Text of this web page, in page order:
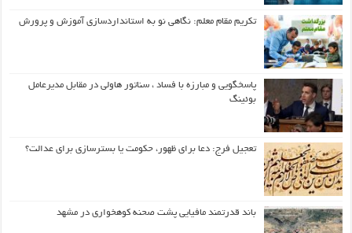
تکریم مقام معلم: نگاهی نو به استانداردسازی آموزش و پرورش
پاسخگویی و مبارزه با فساد ، سناتور هاولی در مقابل مدیرعامل
بوئینگ
تعجیل فرج: دعا برای ظهور، حکومت یا بسترسازی برای عدالت؟
باند قدرتمند مافیایی پشت صحنه کوهخواری در مشهد